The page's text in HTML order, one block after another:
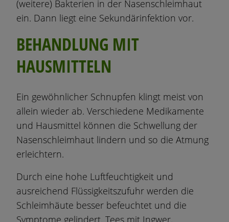
(weitere) Bakterien in der Nasenschleimhaut
ein. Dann liegt eine Sekundärinfektion vor.
BEHANDLUNG MIT
HAUSMITTELN
Ein gewöhnlicher Schnupfen klingt meist von
allein wieder ab. Verschiedene Medikamente
und Hausmittel können die Schwellung der
Nasenschleimhaut lindern und so die Atmung
erleichtern.
Durch eine hohe Luftfeuchtigkeit und
ausreichend Flüssigkeitszufuhr werden die
Schleimhäute besser befeuchtet und die
Symptome gelindert. Tees mit Ingwer,